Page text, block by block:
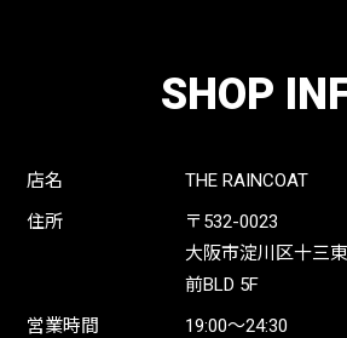
SHOP
店名
THE RAINCOAT
住所
〒532-0023
大阪市淀川区十三
前BLD 5F
営業時間
19:00〜24:30